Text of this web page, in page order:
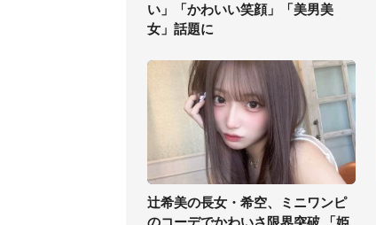
い」「かわいい笑顔」「美男美
女」話題に
辻希美の長女・希空、ミニワンピ